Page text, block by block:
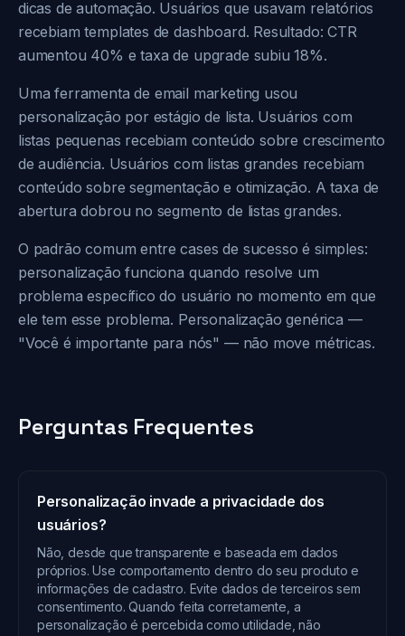
dicas de automação. Usuários que usavam relatórios
recebiam templates de dashboard. Resultado: CTR
aumentou 40% e taxa de upgrade subiu 18%.
Uma ferramenta de email marketing usou
personalização por estágio de lista. Usuários com
listas pequenas recebiam conteúdo sobre crescimento
de audiência. Usuários com listas grandes recebiam
conteúdo sobre segmentação e otimização. A taxa de
abertura dobrou no segmento de listas grandes.
O padrão comum entre cases de sucesso é simples:
personalização funciona quando resolve um
problema específico do usuário no momento em que
ele tem esse problema. Personalização genérica —
"Você é importante para nós" — não move métricas.
Perguntas Frequentes
Personalização invade a privacidade dos
usuários?
Não, desde que transparente e baseada em dados
próprios. Use comportamento dentro do seu produto e
informações de cadastro. Evite dados de terceiros sem
consentimento. Quando feita corretamente, a
personalização é percebida como utilidade, não